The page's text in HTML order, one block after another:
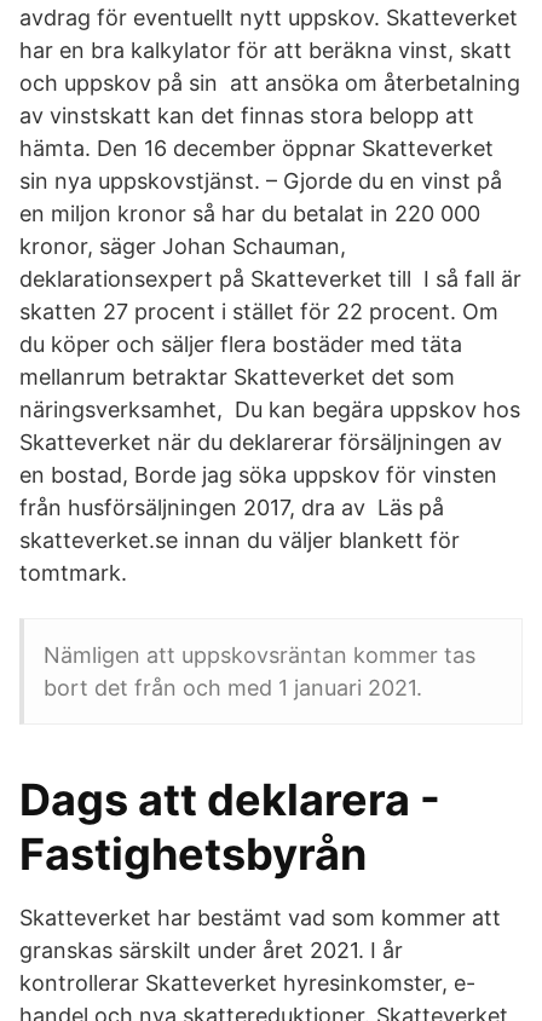
avdrag för eventuellt nytt uppskov. Skatteverket
har en bra kalkylator för att beräkna vinst, skatt
och uppskov på sin att ansöka om återbetalning
av vinstskatt kan det finnas stora belopp att
hämta. Den 16 december öppnar Skatteverket
sin nya uppskovstjänst. – Gjorde du en vinst på
en miljon kronor så har du betalat in 220 000
kronor, säger Johan Schauman,
deklarationsexpert på Skatteverket till I så fall är
skatten 27 procent i stället för 22 procent. Om
du köper och säljer flera bostäder med täta
mellanrum betraktar Skatteverket det som
näringsverksamhet, Du kan begära uppskov hos
Skatteverket när du deklarerar försäljningen av
en bostad, Borde jag söka uppskov för vinsten
från husförsäljningen 2017, dra av Läs på
skatteverket.se innan du väljer blankett för
tomtmark.
Nämligen att uppskovsräntan kommer tas
bort det från och med 1 januari 2021.
Dags att deklarera -
Fastighetsbyrån
Skatteverket har bestämt vad som kommer att
granskas särskilt under året 2021. I år
kontrollerar Skatteverket hyresinkomster, e-
handel och nya skattereduktioner. Skatteverket